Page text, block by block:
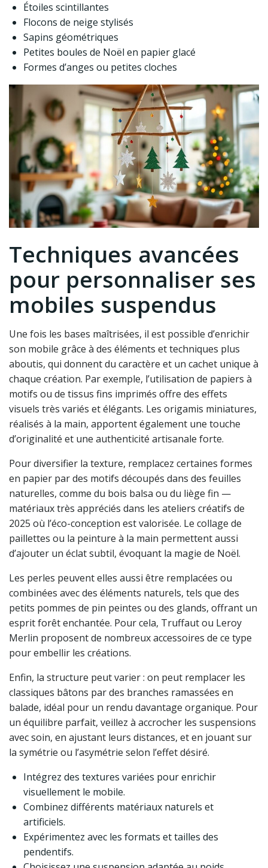
Étoiles scintillantes
Flocons de neige stylisés
Sapins géométriques
Petites boules de Noël en papier glacé
Formes d’anges ou petites cloches
Techniques avancées
pour personnaliser ses
mobiles suspendus
Une fois les bases maîtrisées, il est possible d’enrichir
son mobile grâce à des éléments et techniques plus
aboutis, qui donnent du caractère et un cachet unique à
chaque création. Par exemple, l’utilisation de papiers à
motifs ou de tissus fins imprimés offre des effets
visuels très variés et élégants. Les origamis miniatures,
réalisés à la main, apportent également une touche
d’originalité et une authenticité artisanale forte.
Pour diversifier la texture, remplacez certaines formes
en papier par des motifs découpés dans des feuilles
naturelles, comme du bois balsa ou du liège fin —
matériaux très appréciés dans les ateliers créatifs de
2025 où l’éco-conception est valorisée. Le collage de
paillettes ou la peinture à la main permettent aussi
d’ajouter un éclat subtil, évoquant la magie de Noël.
Les perles peuvent elles aussi être remplacées ou
combinées avec des éléments naturels, tels que des
petits pommes de pin peintes ou des glands, offrant un
esprit forêt enchantée. Pour cela, Truffaut ou Leroy
Merlin proposent de nombreux accessoires de ce type
pour embellir les créations.
Enfin, la structure peut varier : on peut remplacer les
classiques bâtons par des branches ramassées en
balade, idéal pour un rendu davantage organique. Pour
un équilibre parfait, veillez à accrocher les suspensions
avec soin, en ajustant leurs distances, et en jouant sur
la symétrie ou l’asymétrie selon l’effet désiré.
Intégrez des textures variées pour enrichir
visuellement le mobile.
Combinez différents matériaux naturels et
artificiels.
Expérimentez avec les formats et tailles des
pendentifs.